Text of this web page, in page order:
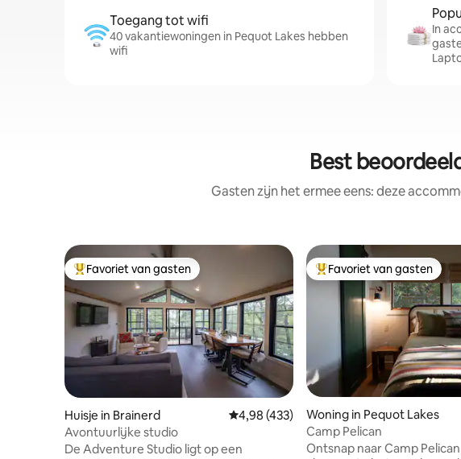
Toegang tot wifi
40 vakantiewoningen in Pequot Lakes hebben
wifi
In
Best
Gasten zijn het ermee eens: deze
Topfavoriet van gasten
Favoriet van gasten
Huisje in Brainerd Gemiddelde beoordeling van 4,98 uit 5,
4,98 (433)
Avontuurlijke studio
De Adventure Studio ligt op een
Topfavoriet van gasten
Favoriet van gasten
Woning in Pequot Lakes
Camp Pelican
Ontsnap naar Camp